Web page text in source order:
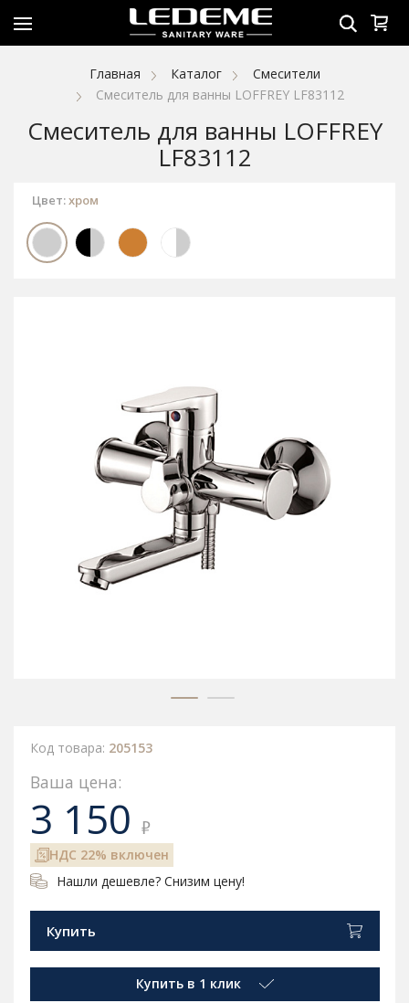
Главная Каталог
Смесители
Смеситель для ванны LOFFREY LF83112
Смеситель для ванны LOFFREY
LF83112
Цвет:хром
Код товара: 205153
Ваша цена:
3 150 ₽
НДС 22% включен
Нашли дешевле? Снизим цену!
Купить
Купить в 1 клик